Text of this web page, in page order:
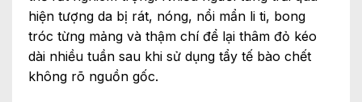
hiện tượng da bị rát, nóng, nổi mẩn li ti, bong
tróc từng mảng và thậm chí để lại thâm đỏ kéo
dài nhiều tuần sau khi sử dụng tẩy tế bào chết
không rõ nguồn gốc.